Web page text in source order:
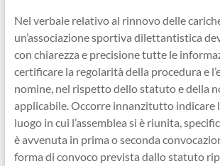
Nel verbale relativo al rinnovo delle
un’associazione sportiva dilettantistica
con chiarezza e precisione tutte le
certificare la regolarità della procedura e
nomine, nel rispetto dello statuto e della
applicabile. Occorre innanzitutto indicare
luogo in cui l’assemblea si è riunita,
è avvenuta in prima o seconda
forma di convoco prevista dallo statuto